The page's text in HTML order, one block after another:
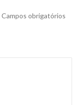
Campos obrigatórios